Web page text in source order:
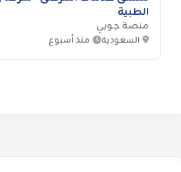
الطبية
منصة جوبي
السعودية منذ أسبوع